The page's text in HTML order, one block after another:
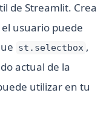
de Streamlit. Crea
usuario puede
st.selectbox ,
actual de la
utilizar en tu